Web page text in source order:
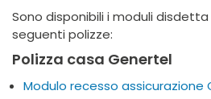
Sono disponibili i moduli
seguenti polizze:
Polizza casa Genertel
Modulo recesso assicurazione